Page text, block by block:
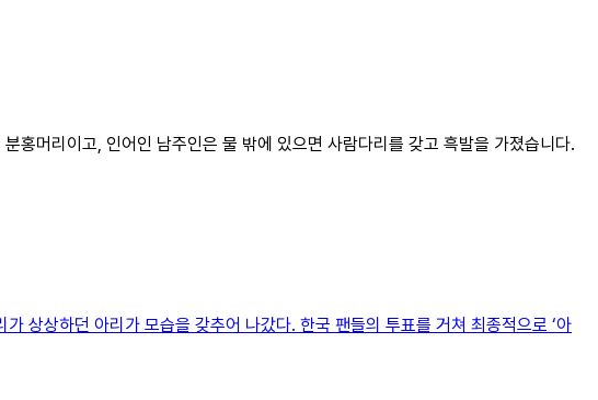
홍머리이고, 인어인 남주인은 물 밖에 있으면 사람다리를 갖고 흑발을 가졌습니다.
상상하던 아리가 모습을 갖추어 나갔다. 한국 팬들의 투표를 거쳐 최종적으로 ‘아